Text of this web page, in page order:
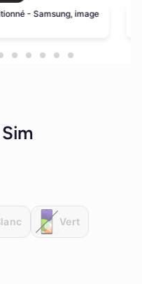
- Samsung, image
Vert